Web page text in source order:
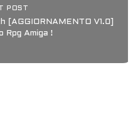
POST
[AGGIORNAMENTO V1.0]
Rpg Amiga !